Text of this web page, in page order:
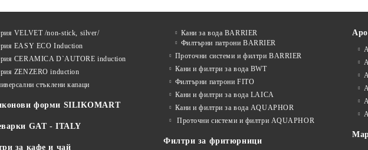
VELVET /non-stick, silver/
EASY ECO Induction
CERAMICA D`AUTORE induction
ZENZERO induction
стъклени капаци
форми SILIKOMART
GAT - ITALY
за кафе и чай
Кани за вода BARRIER
Филтърни патрони BARRIER
Проточни системи и филтри BARRIER
Кани и филтри за вода BWT
Филтърни патрони FITO
Кани и филтри за вода LAICA
Кани и филтри за вода AQUAPHOR
Проточни системи и филтри AQUAPHOR
Филтри за фритюрници